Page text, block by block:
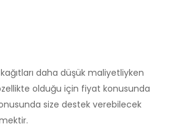
daha düşük maliyetliyken
olduğu için fiyat konusunda
size destek verebilecek